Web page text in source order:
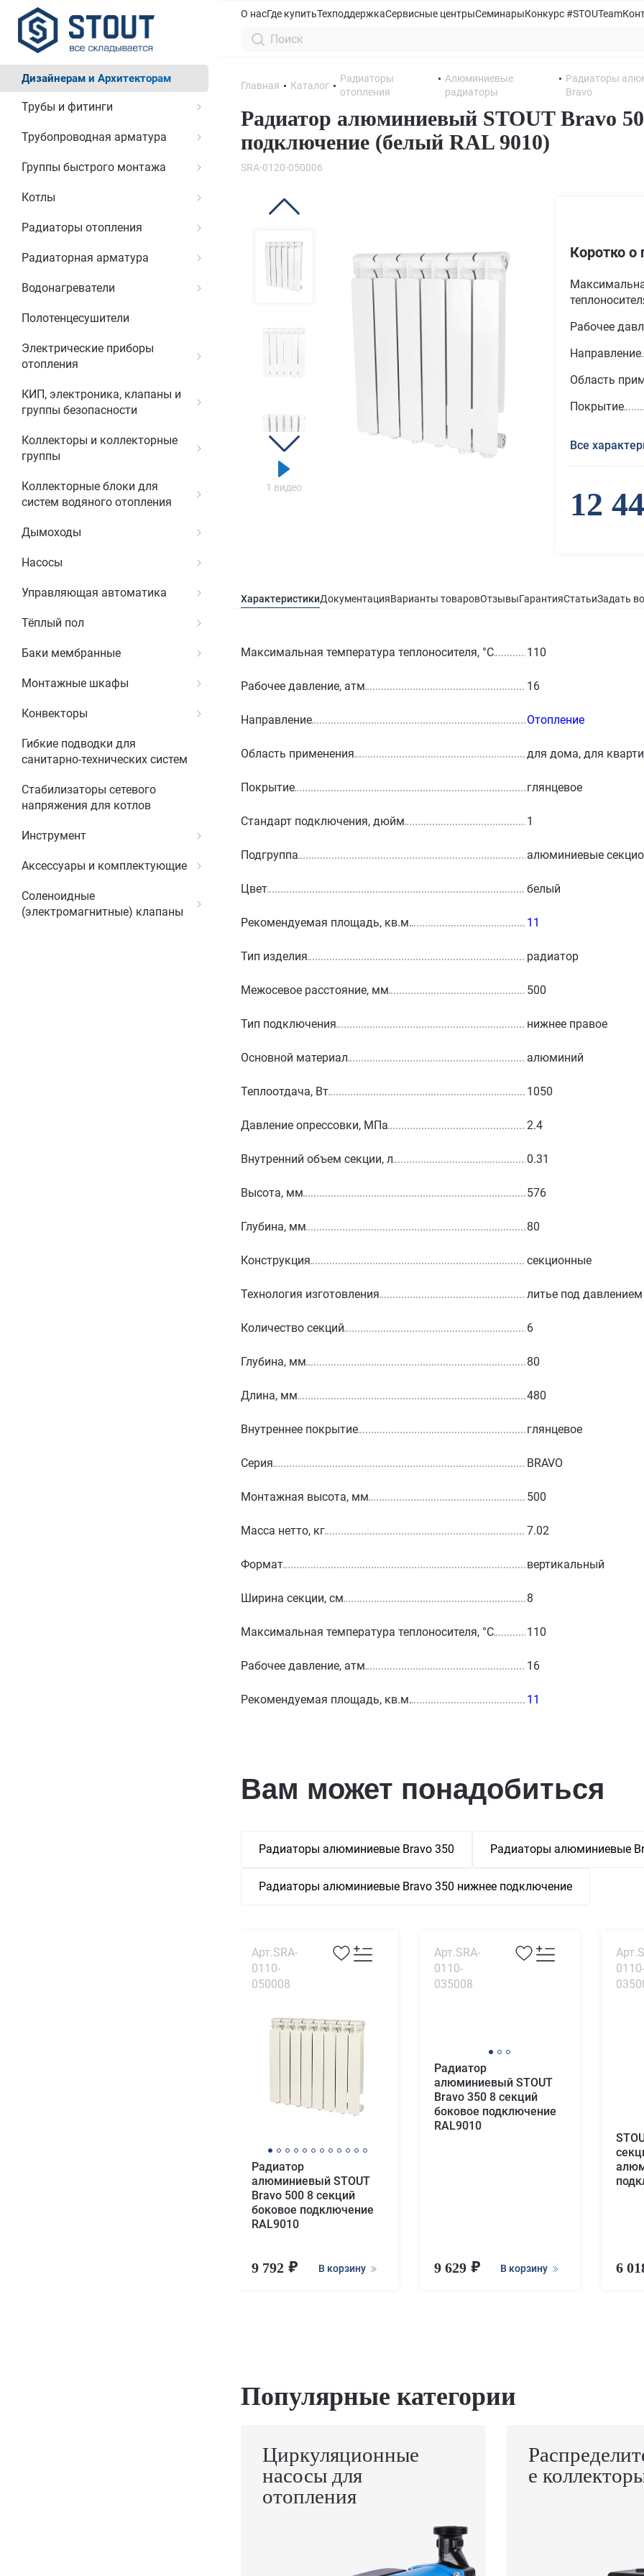
Дизайнерам и Архитекторам
Трубы и фитинги
Трубопроводная арматура
Группы быстрого монтажа
Котлы
Радиаторы отопления
Радиаторная арматура
Водонагреватели
Полотенцесушители
Электрические приборы
отопления
КИП, электроника, клапаны и
группы безопасности
Коллекторы и коллекторные
группы
Коллекторные блоки для
систем водяного отопления
Дымоходы
Насосы
Управляющая автоматика
Тёплый пол
Баки мембранные
Монтажные шкафы
Конвекторы
Гибкие подводки для
санитарно-технических систем
Стабилизаторы сетевого
напряжения для котлов
Инструмент
Аксессуары и комплектующие
Соленоидные
(электромагнитные) клапаны
О насГде купитьТехподдержкаСервисные центрыСеминарыКонкурс #STOUTeam
Главная Каталог
Радиаторы
отопления
Алюминиевые
радиаторы
Радиаторы
Bravo
Радиатор алюминиевый STOUT Bravo
подключение (белый RAL 9010)
SRA-0120-050006
1 видео
Коротко о
Рабочее
Направление
Область
Покрытие
Все
12
ХарактеристикиДокументацияВарианты товаровОтзывыГарантияСтатьиЗадать
Максимальная температура теплоносителя, °С 110
Рабочее давление, атм 16
Направление Отопление
Область применения для дома, для
Покрытие глянцевое
Стандарт подключения, дюйм 1
Подгруппа алюминиевые
Цвет белый
Рекомендуемая площадь, кв.м. 11
Тип изделия радиатор
Межосевое расстояние, мм 500
Тип подключения нижнее правое
Основной материал алюминий
Теплоотдача, Вт 1050
Давление опрессовки, МПа 2.4
Внутренний объем секции, л 0.31
Высота, мм 576
Глубина, мм 80
Конструкция секционные
Технология изготовления литье под давлением
Количество секций 6
Глубина, мм 80
Длина, мм 480
Внутреннее покрытие глянцевое
Серия BRAVO
Монтажная высота, мм 500
Масса нетто, кг 7.02
Формат вертикальный
Ширина секции, см 8
Максимальная температура теплоносителя, °С 110
Рабочее давление, атм 16
Рекомендуемая площадь, кв.м. 11
Вам может понадобиться
Радиаторы алюминиевые Bravo 350 Радиаторы алюминиевые
Радиаторы алюминиевые Bravo 350 нижнее подключение
Арт.SRA-
0110-
050008
Радиатор
алюминиевый STOUT
Bravo 500 8 секций
боковое подключение
RAL9010
9 792 В корзину
Арт.SRA-
0110-
035008
Радиатор
алюминиевый STOUT
Bravo 350 8 секций
боковое подключение
RAL9010
9 629 В корзину
0110-
6
Популярные категории
Циркуляционные
насосы для
отопления
е